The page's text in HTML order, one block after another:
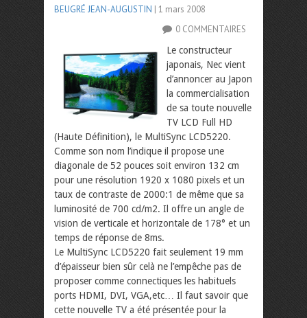
BEUGRÉ JEAN-AUGUSTIN | 1 mars 2008
0 COMMENTAIRES
Le constructeur
japonais, Nec vient
d’annoncer au Japon
la commercialisation
de sa toute nouvelle
TV LCD Full HD
(Haute Définition), le MultiSync LCD5220.
Comme son nom l’indique il propose une
diagonale de 52 pouces soit environ 132 cm
pour une résolution 1920 x 1080 pixels et un
taux de contraste de 2000:1 de même que sa
luminosité de 700 cd/m2. Il offre un angle de
vision de verticale et horizontale de 178° et un
temps de réponse de 8ms.
Le MultiSync LCD5220 fait seulement 19 mm
d’épaisseur bien sûr celà ne l’empêche pas de
proposer comme connectiques les habituels
ports HDMI, DVI, VGA,etc… Il faut savoir que
cette nouvelle TV a été présentée pour la